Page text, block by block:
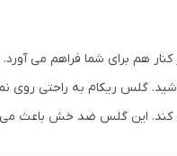
هم برای شما فراهم می
گلس ریکام به راحتی
کند. این گلس ضد خش باعث